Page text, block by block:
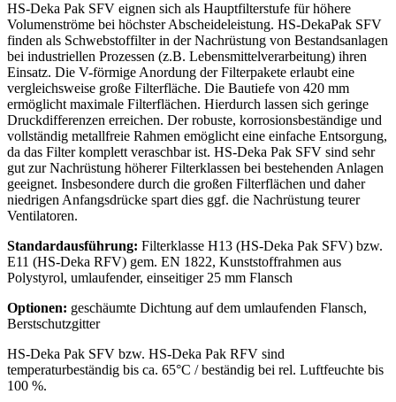
HS-Deka Pak SFV eignen sich als Hauptfilterstufe für höhere
Volumenströme bei höchster Abscheideleistung. HS-DekaPak SFV
finden als Schwebstoffilter in der Nachrüstung von Bestandsanlagen
bei industriellen Prozessen (z.B. Lebensmittelverarbeitung) ihren
Einsatz. Die V-förmige Anordung der Filterpakete erlaubt eine
vergleichsweise große Filterfläche. Die Bautiefe von 420 mm
ermöglicht maximale Filterflächen. Hierdurch lassen sich geringe
Druckdifferenzen erreichen. Der robuste, korrosionsbeständige und
vollständig metallfreie Rahmen emöglicht eine einfache Entsorgung,
da das Filter komplett veraschbar ist. HS-Deka Pak SFV sind sehr
gut zur Nachrüstung höherer Filterklassen bei bestehenden Anlagen
geeignet. Insbesondere durch die großen Filterflächen und daher
niedrigen Anfangsdrücke spart dies ggf. die Nachrüstung teurer
Ventilatoren.
Standardausführung: Filterklasse H13 (HS-Deka Pak SFV) bzw.
E11 (HS-Deka RFV) gem. EN 1822, Kunststoffrahmen aus
Polystyrol, umlaufender, einseitiger 25 mm Flansch
Optionen: geschäumte Dichtung auf dem umlaufenden Flansch,
Berstschutzgitter
HS-Deka Pak SFV bzw. HS-Deka Pak RFV sind
temperaturbeständig bis ca. 65°C / beständig bei rel. Luftfeuchte bis
100 %.